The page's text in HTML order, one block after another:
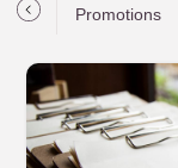
Promotions